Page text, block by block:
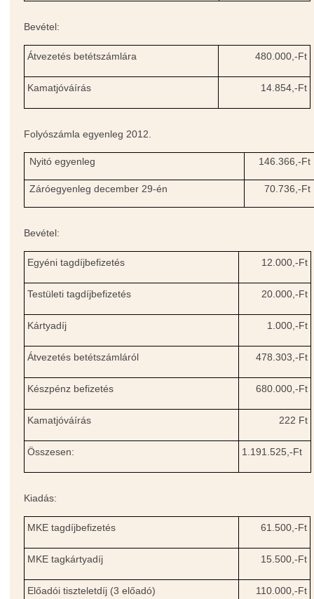
Bevétel:
Átvezetés betétszámlára 480.000,-Ft
Kamatjóváírás 14.854,-Ft
Folyószámla egyenleg 2012.
Nyitó egyenleg 146.366,-Ft
Záróegyenleg december 29-én 70.736,-Ft
Bevétel:
Egyéni tagdíjbefizetés 12.000,-Ft
Testületi tagdíjbefizetés 20.000,-Ft
Kártyadíj 1.000,-Ft
Átvezetés betétszámláról 478.303,-Ft
Készpénz befizetés 680.000,-Ft
Kamatjóváírás 222 Ft
Összesen: 1.191.525,-Ft
Kiadás:
MKE tagdíjbefizetés 61.500,-Ft
MKE tagkártyadíj 15.500,-Ft
Előadói tiszteletdíj (3 előadó) 110.000,-Ft